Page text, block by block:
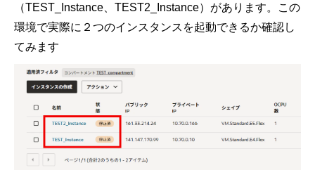
（TEST_Instance TEST2_Instance）があります。この
環境で実際に２つのインスタンスを起動できるか確認し
てみます